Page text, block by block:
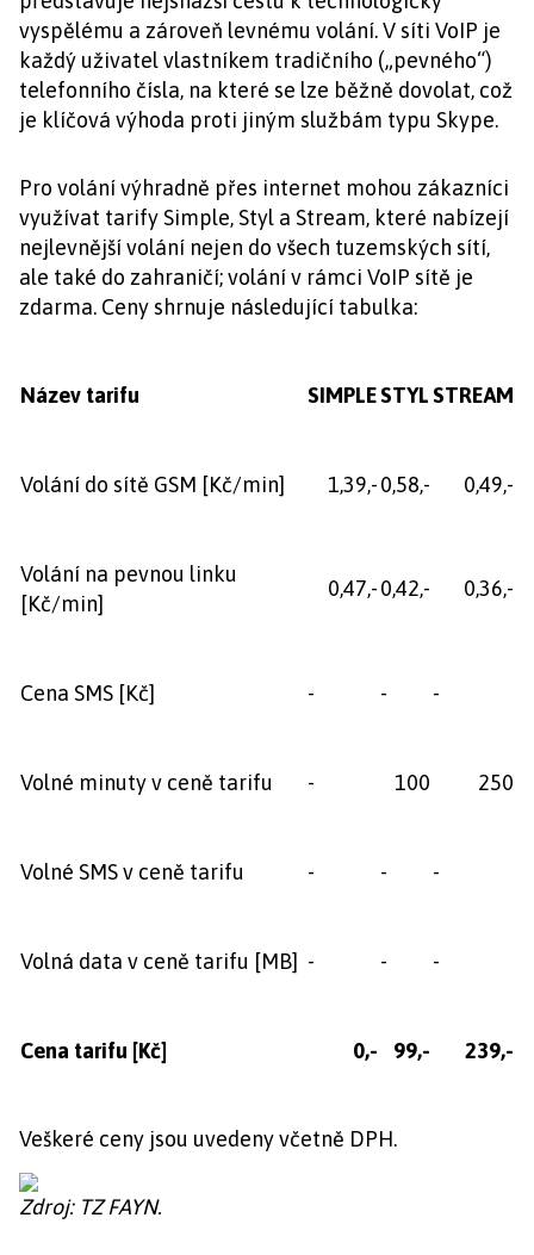
vyspělému a zároveň levnému volání. V síti VoIP je
každý uživatel vlastníkem tradičního („pevného“)
telefonního čísla, na které se lze běžně dovolat, což
je klíčová výhoda proti jiným službám typu Skype.
Pro volání výhradně přes internet mohou zákazníci
využívat tarify Simple, Styl a Stream, které nabízejí
nejlevnější volání nejen do všech tuzemských sítí,
ale také do zahraničí; volání v rámci VoIP sítě je
zdarma. Ceny shrnuje následující tabulka:
Název tarifu SIMPLESTYLSTREAM
Volání do sítě GSM [Kč/min] 1,39,-0,58,- 0,49,-
Volání na pevnou linku
[Kč/min]
0,47,-0,42,- 0,36,-
Cena SMS [Kč] - - -
Volné minuty v ceně tarifu - 100 250
Volné SMS v ceně tarifu - - -
Volná data v ceně tarifu [MB] - - -
Cena tarifu [Kč] 0,- 99,- 239,-
Veškeré ceny jsou uvedeny včetně DPH.
Zdroj: TZ FAYN.